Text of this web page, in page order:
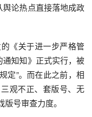
论热点直接落地成政
《关于进一步严格管
知知》正式实行，被
定”。而在此之前，相
观不正、套版号、无
号审查力度。